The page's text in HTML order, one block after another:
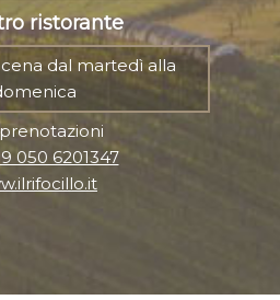
ristorante
dal martedì alla
050 6201347